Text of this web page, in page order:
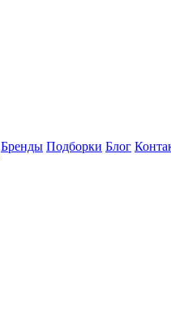
Бренды Подборки Блог